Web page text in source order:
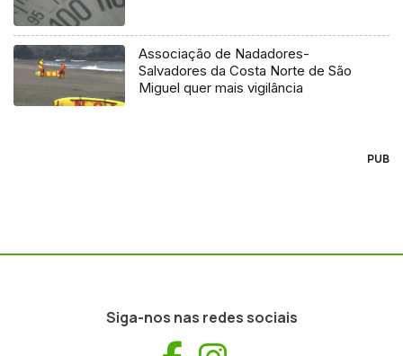
Associação de Nadadores-
Salvadores da Costa Norte de São
Miguel quer mais vigilância
PUB
Siga-nos nas redes sociais